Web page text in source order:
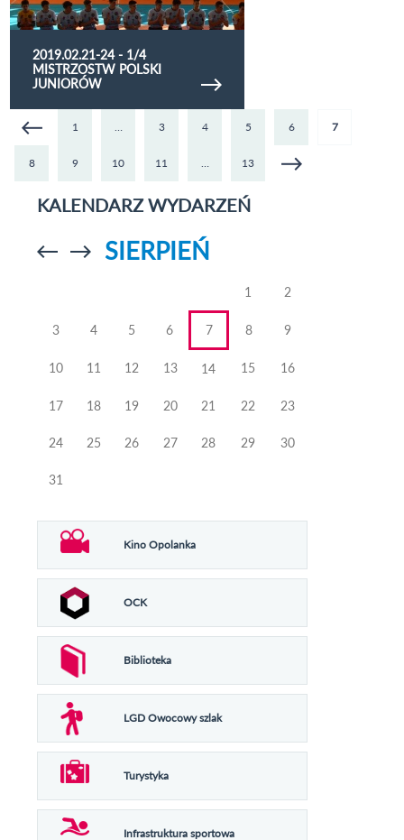
2019.02.21-24 - 1/4
MISTRZOSTW POLSKI
JUNIORÓW
1 3 4 5 6 7
8 9 10 11 13
KALENDARZ WYDARZEŃ
Przejdź doPrzejdź do
SIERPIEŃ
1 2
3 4 5 6 7 8 9
10 11 12 13 14 15 16
17 18 19 20 21 22 23
24 25 26 27 28 29 30
31
Kino Opolanka
OCK
Biblioteka
LGD Owocowy szlak
Turystyka
Infrastruktura sportowa